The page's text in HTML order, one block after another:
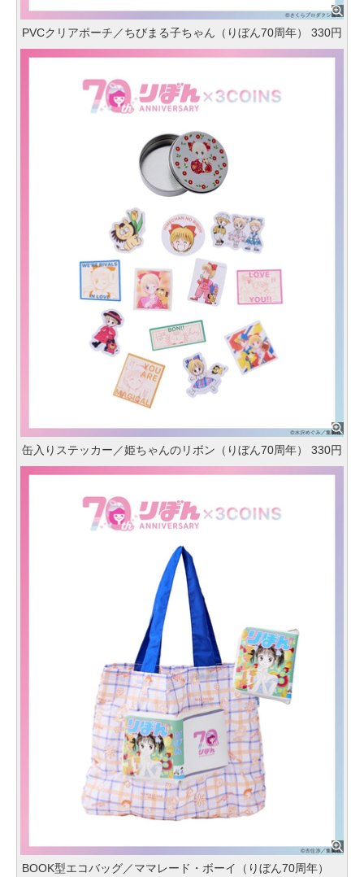
PVCクリアポーチ／ちびまる子ちゃん（りぼん70周年） 330円
缶入りステッカー／姫ちゃんのリボン（りぼん70周年） 330円
BOOK型エコバッグ／ママレード・ボーイ（りぼん70周年）